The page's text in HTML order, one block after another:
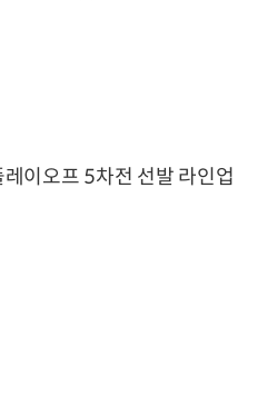
이오프 5차전 선발 라인업